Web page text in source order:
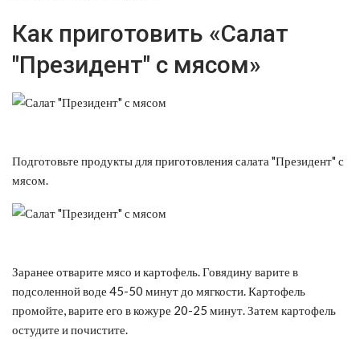
Как приготовить «Салат
"Президент" с мясом»
Подготовьте продукты для приготовления салата "Президент" с
мясом.
Заранее отварите мясо и картофель. Говядину варите в
подсоленной воде 45-50 минут до мягкости. Картофель
промойте, варите его в кожуре 20-25 минут. Затем картофель
остудите и почистите.